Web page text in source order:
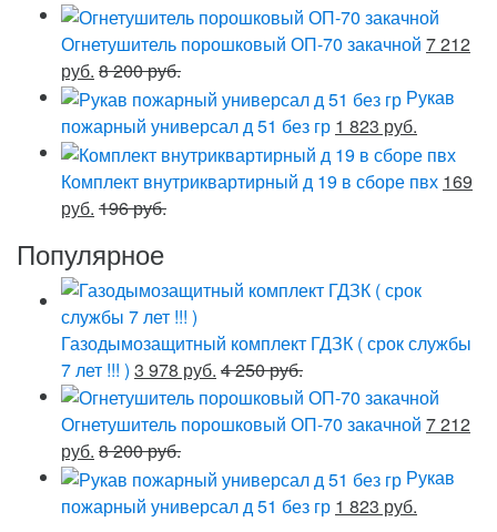
Огнетушитель порошковый ОП-70 закачной 7 212
руб. 8 200 руб.
Рукав
пожарный универсал д 51 без гр 1 823 руб.
Комплект внутриквартирный д 19 в сборе пвх 169
руб. 196 руб.
Популярное
Газодымозащитный комплект ГДЗК ( срок службы
7 лет !!! ) 3 978 руб. 4 250 руб.
Огнетушитель порошковый ОП-70 закачной 7 212
руб. 8 200 руб.
Рукав
пожарный универсал д 51 без гр 1 823 руб.